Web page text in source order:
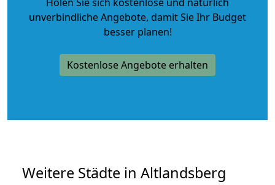
unverbindliche Angebote, damit Sie Ihr Budget
besser planen!
Kostenlose Angebote erhalten
Weitere Städte in Altlandsberg